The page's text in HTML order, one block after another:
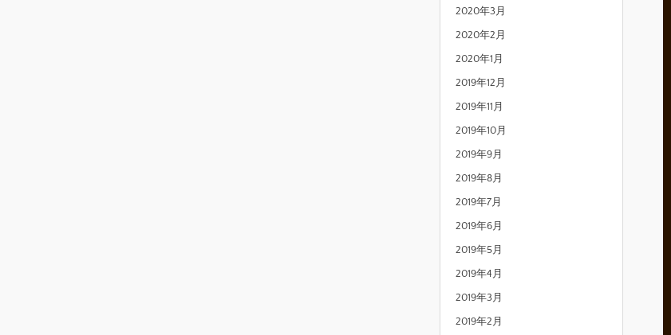
2020年3月
2020年2月
2020年1月
2019年12月
2019年11月
2019年10月
2019年9月
2019年8月
2019年7月
2019年6月
2019年5月
2019年4月
2019年3月
2019年2月